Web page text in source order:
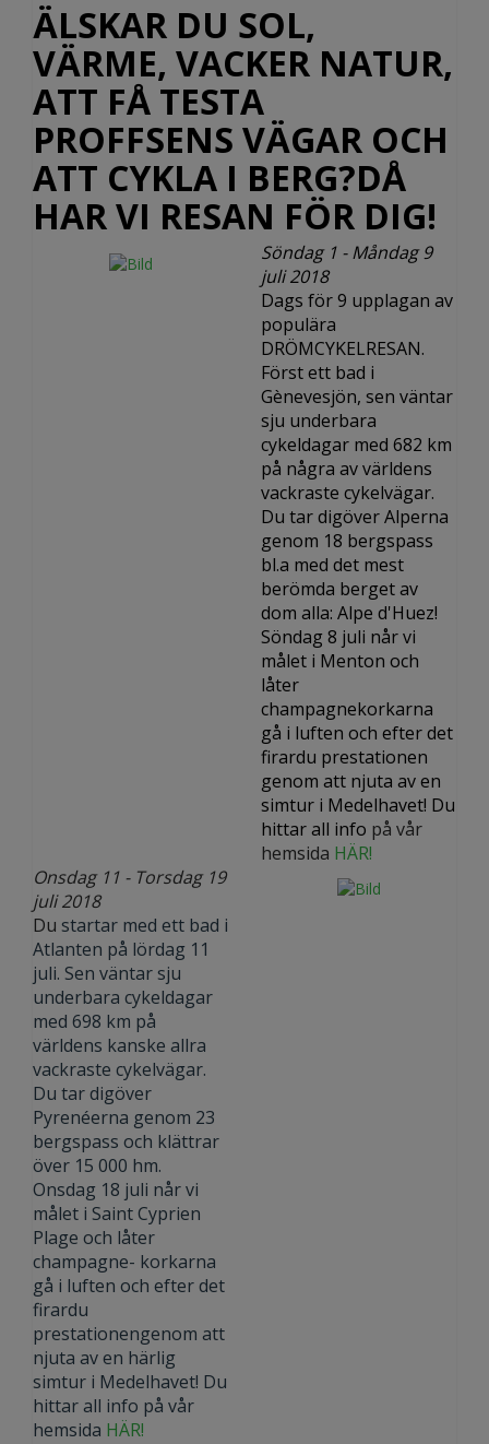
ÄLSKAR DU SOL,
VÄRME, VACKER NATUR,
ATT FÅ TESTA
PROFFSENS VÄGAR OCH
ATT CYKLA I BERG?DÅ
HAR VI RESAN FÖR DIG!
Söndag 1 - Måndag 9
juli 2018
Dags för 9 upplagan av
populära
DRÖMCYKELRESAN.
Först ett bad i
Gènevesjön, sen väntar
sju underbara
cykeldagar med 682 km
på några av världens
vackraste cykelvägar.
Du tar digöver Alperna
genom 18 bergspass
bl.a med det mest
berömda berget av
dom alla: Alpe d'Huez!
Söndag 8 juli når vi
målet i Menton och
låter
champagnekorkarna
gå i luften och efter det
firardu prestationen
genom att njuta av en
simtur i Medelhavet! Du
hittar all info på vår
hemsida HÄR!
Onsdag 11 - Torsdag 19
juli 2018
Du startar med ett bad i
Atlanten på lördag 11
juli. Sen väntar sju
underbara cykeldagar
med 698 km på
världens kanske allra
vackraste cykelvägar.
Du tar digöver
Pyrenéerna genom 23
bergspass och klättrar
över 15 000 hm.
Onsdag 18 juli når vi
målet i Saint Cyprien
Plage och låter
champagne- korkarna
gå i luften och efter det
firardu
prestationengenom att
njuta av en härlig
simtur i Medelhavet! Du
hittar all info på vår
hemsida HÄR!